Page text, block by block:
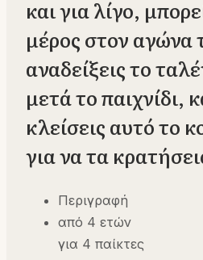
και για λίγο,
μέρος στον αγώνα
αναδείξεις το
μετά το παιχνίδι,
κλείσεις αυτό το
για να τα
Περιγραφή
από 4 ετών
για 4 παίκτες